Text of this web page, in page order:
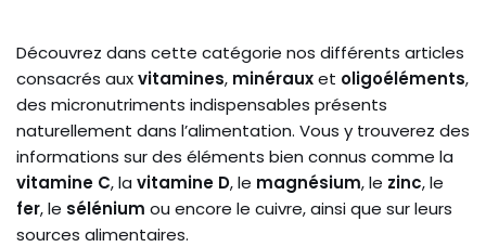
Découvrez dans cette catégorie nos différents articles
consacrés auxvitamines, minérauxet oligoéléments,
des micronutriments indispensables présents
naturellement dans l’alimentation. Vous y trouverez des
informations sur des éléments bien connus comme la
vitamine C, la vitamine D, le magnésium, le zinc, le
fer, le sélénium ou encore le cuivre, ainsi que sur leurs
sources alimentaires.